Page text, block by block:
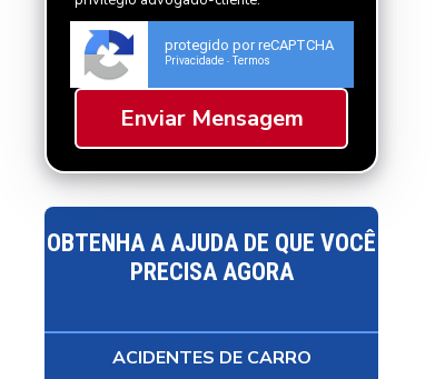
protegido por reCAPTCHA
Privacidade - Termos
OBTENHA A AJUDA DE QUE VOCÊ
PRECISA AGORA
ACIDENTES DE CARRO